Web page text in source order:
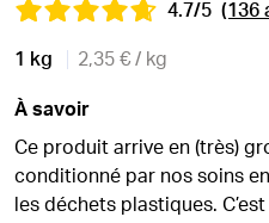
4.7/5 (136
1 kg 2,35 € / kg
À savoir
Ce produit arrive en (très)
conditionné par nos soins
les déchets plastiques.